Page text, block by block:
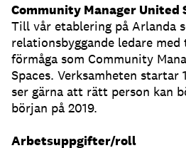
Community Manager United
Till vår etablering på Arlanda
relationsbyggande ledare
förmåga som Community
Spaces. Verksamheten startar
ser gärna att rätt person kan
början på 2019.
Arbetsuppgifter/roll